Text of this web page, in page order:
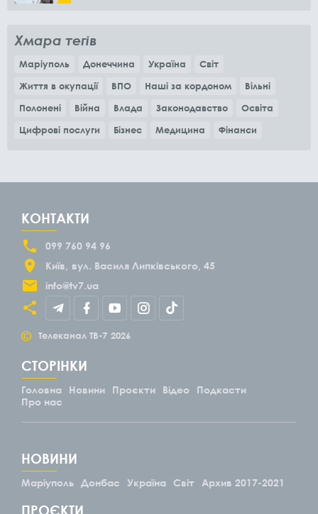
Хмара тегів
Маріуполь Донеччина Україна
Світ
Життя в окупації
ВПО Наші за кордоном
Вільні
Полонені
Війна Влада Законодавство
Освіта
Цифрові послуги
Бізнес Медицина Фінанси
КОНТАКТИ
099 760 94 96
Київ
вул. Василя Липківського, 45
info@tv7.ua
© Телеканал ТВ-7 2026
СТОРІНКИ
Головна Новини Проєкти Відео
Подкасти
Про нас
НОВИНИ
Маріуполь Донбас Україна Світ Архив 2017-2021
ПРОЄКТИ